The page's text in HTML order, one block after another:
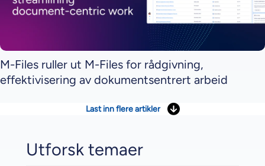
M-Files ruller ut M-Files for rådgivning,
effektivisering av dokumentsentrert arbeid
Last inn flere artikler
Utforsk temaer